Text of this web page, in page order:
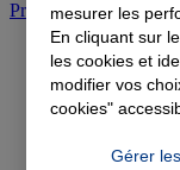
Prendre rendez-vous
mesurer les
En cliquant sur
les cookies et
modifier vos
cookies"
Gérer